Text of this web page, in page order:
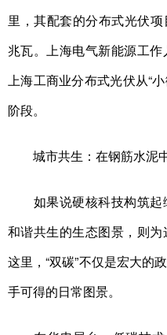
里，其配套的分布式光伏
兆瓦。上海电气新能源工
上海工商业分布式光伏从“
阶段。
城市共生：在钢筋水泥
如果说硬核科技构筑起
和谐共生的生态图景，则
这里，“双碳”不仅是宏大的
手可得的日常图景。